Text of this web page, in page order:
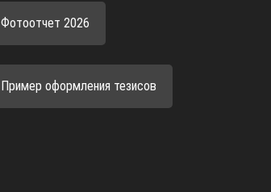
Фотоотчет 2026
Пример оформления тезисов